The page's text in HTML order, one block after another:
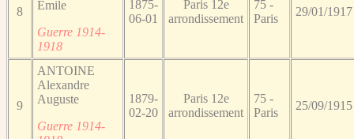
8
Emile
Guerre 1914-
1918
1875-
06-01
Paris 12e
arrondissement
75 -
Paris
29/01/1917
9
ANTOINE
Alexandre
Auguste
Guerre 1914-
1879-
02-20
Paris 12e
arrondissement
75 -
Paris
25/09/1915